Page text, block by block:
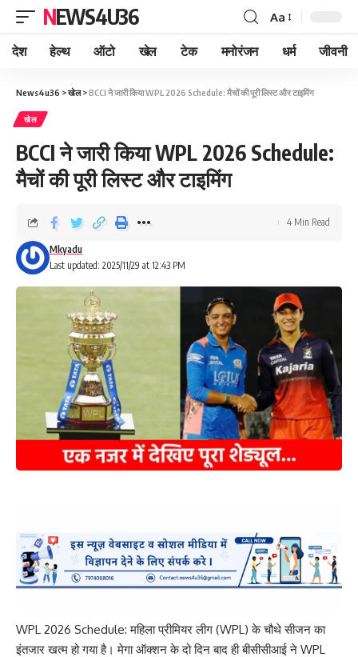
NEWS4U36 Aa
देश हेल्थ ऑटो खेल टेक मनोरंजन धर्म जीवनी
News4u36 >खेल>BCCI ने जारी किया WPL 2026 Schedule: मैचों की पूरी लिस्ट और टाइमिंग
खेल
BCCI ने जारी किया WPL 2026 Schedule:
मैचों की पूरी लिस्ट और टाइमिंग
Last updated: 2025/11/29 at 12:43 PM
Mkyadu
4 Min Read
WPL 2026 Schedule: महिला प्रीमियर लीग (WPL) के चौथे सीजन का
इंतजार खत्म हो गया है। मेगा ऑक्शन के दो दिन बाद ही बीसीसीआई ने WPL